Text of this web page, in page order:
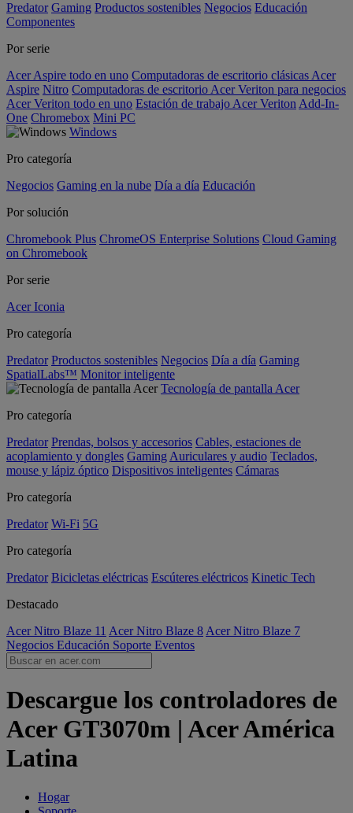
Predator Gaming Productos sostenibles Negocios Educación
Componentes
Por serie
Acer Aspire todo en uno Computadoras de escritorio clásicas Acer
Aspire Nitro Computadoras de escritorio Acer Veriton para negocios
Acer Veriton todo en uno Estación de trabajo Acer Veriton Add-In-
One Chromebox Mini PC
Windows
Pro categoría
Negocios Gaming en la nube Día a día Educación
Por solución
Chromebook Plus ChromeOS Enterprise Solutions Cloud Gaming
on Chromebook
Por serie
Acer Iconia
Pro categoría
Predator Productos sostenibles Negocios Día a día Gaming
SpatialLabs™ Monitor inteligente
Tecnología de pantalla Acer
Pro categoría
Predator Prendas, bolsos y accesorios Cables, estaciones de
acoplamiento y dongles Gaming Auriculares y audio Teclados,
mouse y lápiz óptico Dispositivos inteligentes Cámaras
Pro categoría
Predator Wi-Fi 5G
Pro categoría
Predator Bicicletas eléctricas Escúteres eléctricos Kinetic Tech
Destacado
Acer Nitro Blaze 11 Acer Nitro Blaze 8 Acer Nitro Blaze 7
Negocios Educación Soporte Eventos
Descargue los controladores de
Acer GT3070m | Acer América
Latina
Hogar